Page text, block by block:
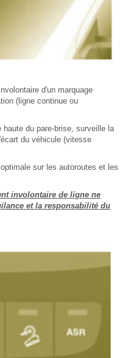
d'un marquage
(ligne continue ou
du pare-brise, surveille la
du véhicule (vitesse
sur les autoroutes et les
involontaire de ligne ne
et la responsabilité du